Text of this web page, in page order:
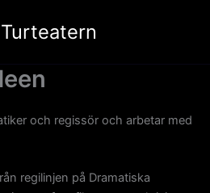
Turteatern
och regissör och arbetar med
regilinjen på Dramatiska